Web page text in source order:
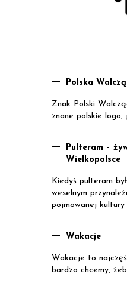
Polska
Znak Polski
znane polskie logo,
Pulteram –
Wielkopolsce
Kiedyś pulteram
weselnym
pojmowanej kultury
Wakacje
Wakacje to
bardzo chcemy,